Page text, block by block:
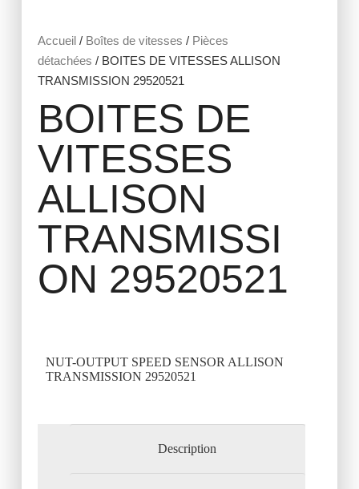
Accueil/ Boîtes de vitesses / Pièces
détachées / BOITES DE VITESSES ALLISON
TRANSMISSION 29520521
BOITES DE
VITESSES
ALLISON
TRANSMISSI
ON 29520521
NUT-OUTPUT SPEED SENSOR ALLISON
TRANSMISSION 29520521
Description